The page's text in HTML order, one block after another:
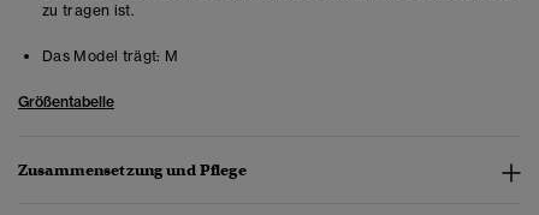
zu tragen ist.
Das Model trägt: M
Größentabelle
Zusammensetzung und Pflege